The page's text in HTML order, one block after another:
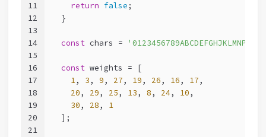
11
12
13
14
15
16
17
18
19
20
21
return false ;
  }
const chars =
const weights = [
1, 3, 9, 27, 19, 26, 16, 17,
20, 29, 25, 13, 8, 24, 10,
30, 28, 1
  ];